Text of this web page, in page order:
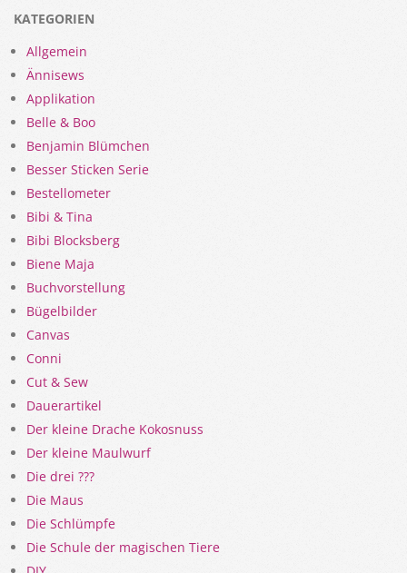
KATEGORIEN
Allgemein
Ännisews
Applikation
Belle & Boo
Benjamin Blümchen
Besser Sticken Serie
Bestellometer
Bibi & Tina
Bibi Blocksberg
Biene Maja
Buchvorstellung
Bügelbilder
Canvas
Conni
Cut & Sew
Dauerartikel
Der kleine Drache Kokosnuss
Der kleine Maulwurf
Die drei ???
Die Maus
Die Schlümpfe
Die Schule der magischen Tiere